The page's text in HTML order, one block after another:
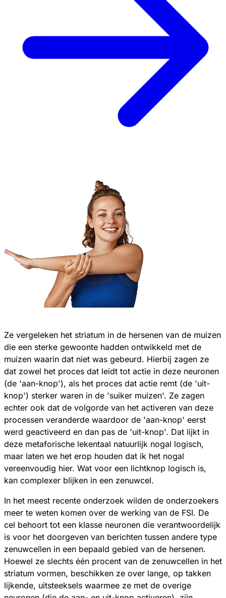
Ze vergeleken het striatum in de hersenen van de muizen
die een sterke gewoonte hadden ontwikkeld met de
muizen waarin dat niet was gebeurd. Hierbij zagen ze
dat zowel het proces dat leidt tot actie in deze neuronen
(de 'aan-knop'), als het proces dat actie remt (de 'uit-
knop') sterker waren in de 'suiker muizen'. Ze zagen
echter ook dat de volgorde van het activeren van deze
processen veranderde waardoor de 'aan-knop' eerst
werd geactiveerd en dan pas de 'uit-knop'. Dat lijkt in
deze metaforische lekentaal natuurlijk nogal logisch,
maar laten we het erop houden dat ik het nogal
vereenvoudig hier. Wat voor een lichtknop logisch is,
kan complexer blijken in een zenuwcel.
In het meest recente onderzoek wilden de onderzoekers
meer te weten komen over de werking van de FSI. De
cel behoort tot een klasse neuronen die verantwoordelijk
is voor het doorgeven van berichten tussen andere type
zenuwcellen in een bepaald gebied van de hersenen.
Hoewel ze slechts één procent van de zenuwcellen in het
striatum vormen, beschikken ze over lange, op takken
lijkende, uitsteeksels waarmee ze met de overige